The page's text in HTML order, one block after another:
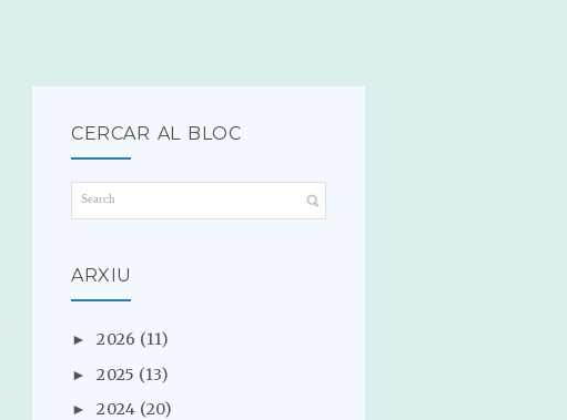
CERCAR AL BLOC
ARXIU
►2026 (11)
►2025 (13)
►2024 (20)